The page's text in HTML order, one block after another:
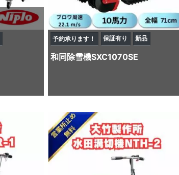
予約承ります！ 保証有り 新品
和同 除雪機SXC1070SE